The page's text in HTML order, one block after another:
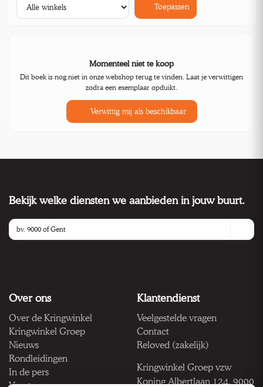
Toepassen
Momenteel niet te koop
Dit boek is nog niet in onze webshop terug te vinden. Laat je verwittigen
zodra een exemplaar opduikt.
Verwittig mij als beschikbaar
Bekijk welke diensten we aanbieden in jouw buurt.
Over ons
Over de Kringwinkel
Kringwinkel Groep
Nieuws
Rondleidingen
In de pers
Klantendienst
Veelgestelde vragen
Contact
Reloved (zakelijk)
Kringwinkel Groep vzw
Koning Albertlaan 124, 9000